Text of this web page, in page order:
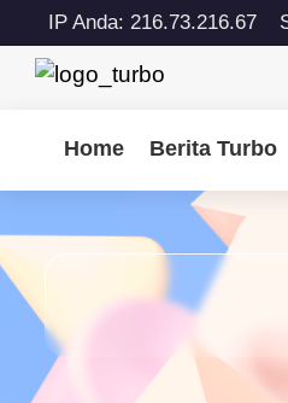
IP Anda: 216.73.216.67
Home Berita Turbo